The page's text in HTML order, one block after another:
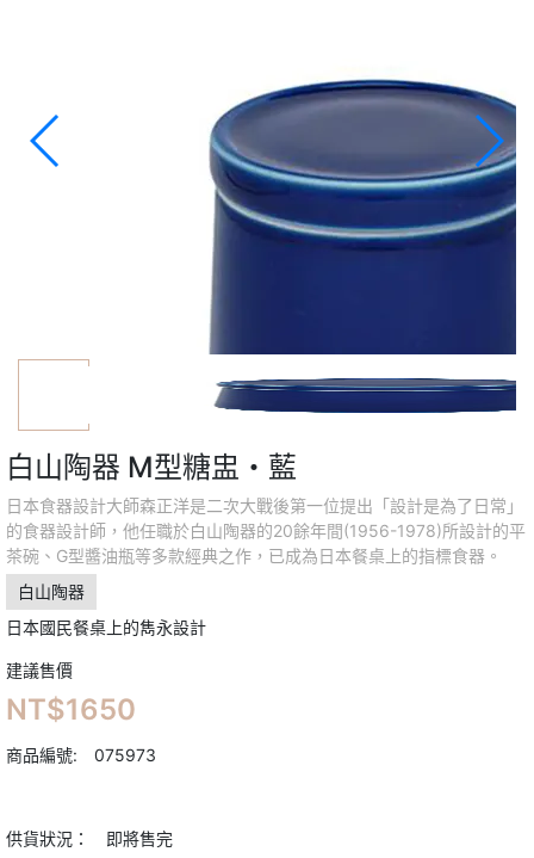
白山陶器 M型糖盅・藍
日本食器設計大師森正洋是二次大戰後第一位提出「設計是為了日常」
的食器設計師，他任職於白山陶器的20餘年間(1956-1978)所設計的平
茶碗、G型醬油瓶等多款經典之作，已成為日本餐桌上的指標食器。
白山陶器
日本國民餐桌上的雋永設計
建議售價
NT$1650
商品編號: 075973
供貨狀況： 即將售完